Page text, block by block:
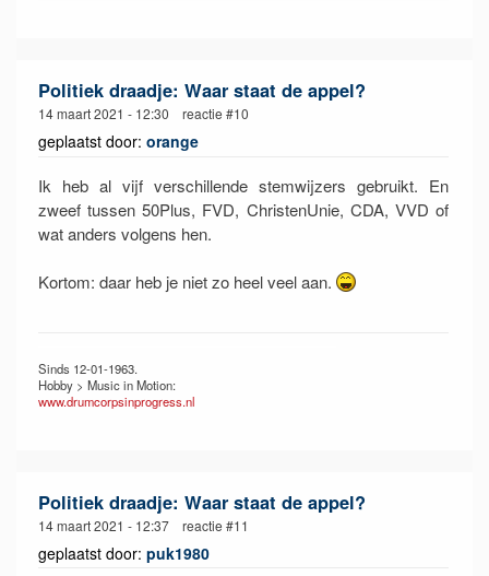
Politiek draadje: Waar staat de appel?
14 maart 2021 - 12:30 reactie #10
geplaatst door: orange
Ik heb al vijf verschillende stemwijzers gebruikt. En
zweef tussen 50Plus, FVD, ChristenUnie, CDA, VVD of
wat anders volgens hen.
Kortom: daar heb je niet zo heel veel aan.
Sinds 12-01-1963.
Hobby > Music in Motion:
www.drumcorpsinprogress.nl
Politiek draadje: Waar staat de appel?
14 maart 2021 - 12:37 reactie #11
geplaatst door: puk1980